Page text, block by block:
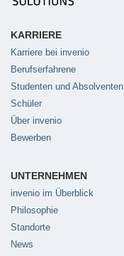
KARRIERE
Karriere bei invenio
Berufserfahrene
Studenten und Absolventen
Schüler
Über invenio
Bewerben
UNTERNEHMEN
invenio im Überblick
Philosophie
Standorte
News